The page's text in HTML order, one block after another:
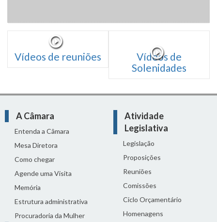
Vídeos de reuniões
Vídeos de
Solenidades
A Câmara
Entenda a Câmara
Mesa Diretora
Como chegar
Agende uma Visita
Memória
Estrutura administrativa
Procuradoria da Mulher
Atividade
Legislativa
Legislação
Proposições
Reuniões
Comissões
Ciclo Orçamentário
Homenagens